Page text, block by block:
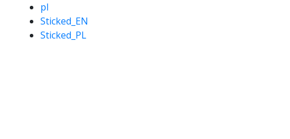
pl
Sticked_EN
Sticked_PL